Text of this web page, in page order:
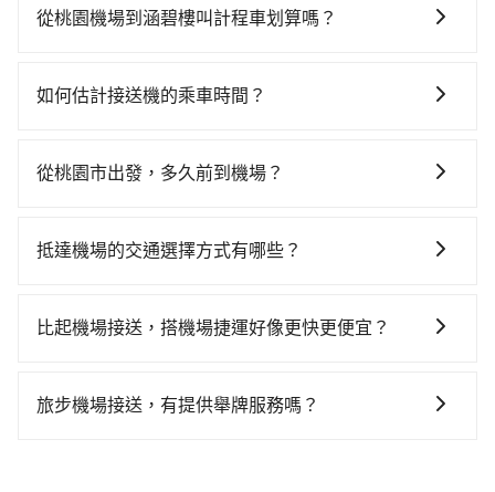
20分鐘。抵達高鐵站後，步行進站、現場購票並於月台
10分鐘出站、等待車站前排班的計程車，搭上小黃後約
同行，高鐵加轉乘之平均每人花費為1,990元。但如果全
可以比坐車快0分鐘，但卻要額外支出約40元的交通費，
拼車共乘服務，最多可再節省50%的交通費用。
時不需要閉目養神（因為要自己開車），最重要的是你
$115~205承租小轎車，每公里再額外加收$3.2，從桃園
回），雖已將eTag和可能的每小時40元路邊停車費用預
Yaris、Prius C、Vios這類乘坐體驗較差的車款，如果人
發現仍有上一組乘客遺留的垃圾或者撞凹的車門仍未被
還，又或者要還車時卻偏偏找不到停車位，對於急著用
從桃園機場到涵碧樓叫計程車划算嗎？
灣大車隊、Uber、Line Taxi、Yoxi等，如果在路邊攔不
車隊等叫車看看。依照里程跳錶計算，價格約為
約340輛，數量約為桃園市的5%、密度僅雙北的0.2%，
佳選擇。
如何估計接送機的乘車時間？
到機場報到，為避免可能的塞車情況，在預估時最好額
晨6點以前就從台中出發。如果是國內航線的旅客，提前
李出關，而外籍旅客則可能需要60~90分鐘的時間，建
的乘車時間即可。
從桃園市出發，多久前到機場？
沒有事先網上辦理報到，要再更早一些。深夜交通通常
緩衝時間。
抵達機場的交通選擇方式有哪些？
舉一些常見的選擇： 1. 捷運：如果機場附近有捷運或輕
方式。 3. 計程車：計程車通常是到達機場的比較昂貴的
比起機場接送，搭機場捷運好像更快更便宜？
優勢，但對於入出境需攜帶多件大型行李、同行人數多
旅步機場接送，有提供舉牌服務嗎？